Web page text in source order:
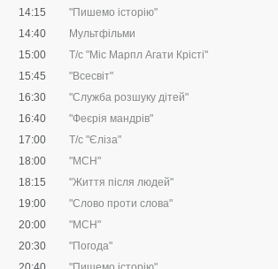
14:15
"Пишемо історію"
14:40
Мультфільми
15:00
Т/с "Міс Марпл Агати Крісті"
15:45
"Всесвіт"
16:30
"Служба розшуку дітей"
16:40
"Феєрія мандрів"
17:00
Т/с "Єліза"
18:00
"МСН"
18:15
"Життя після людей"
19:00
"Слово проти слова"
20:00
"МСН"
20:30
"Погода"